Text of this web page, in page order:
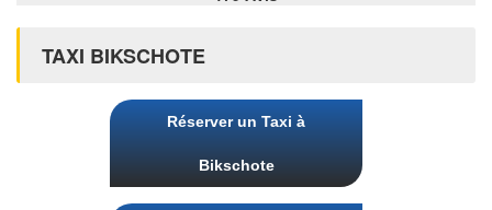
TAXI BIKSCHOTE
Réserver un Taxi à
Bikschote